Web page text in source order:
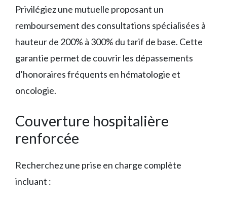
Privilégiez une mutuelle proposant un
remboursement des consultations spécialisées à
hauteur de 200% à 300% du tarif de base. Cette
garantie permet de couvrir les dépassements
d’honoraires fréquents en hématologie et
oncologie.
Couverture hospitalière
renforcée
Recherchez une prise en charge complète
incluant :